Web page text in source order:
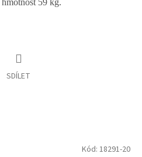
59 kg.
SDÍLET
Kód: 18291-20